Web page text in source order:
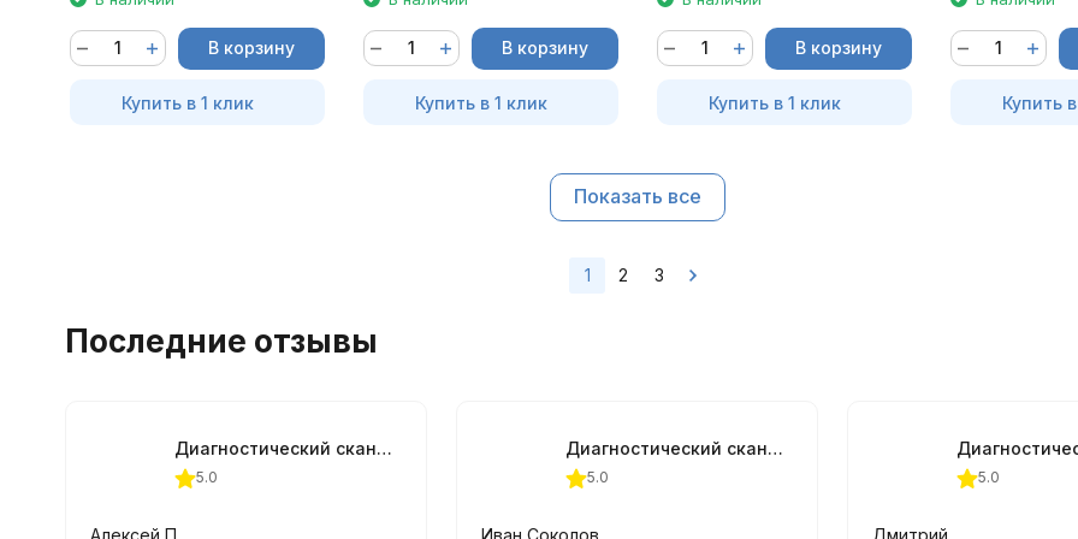
В корзину
Купить в 1 клик
В корзину
Купить в 1 клик
В корзину
Купить в 1 клик Купить
Показать все
1 2 3
Последние отзывы
Диагностический сканер АВТОАС-СКАН - Старт
5.0
Алексей П.
Диагностический сканер THINKTOOL Expert 394, DoIP, CAN FD
5.0
Иван Соколов
5.0
Дмитрий